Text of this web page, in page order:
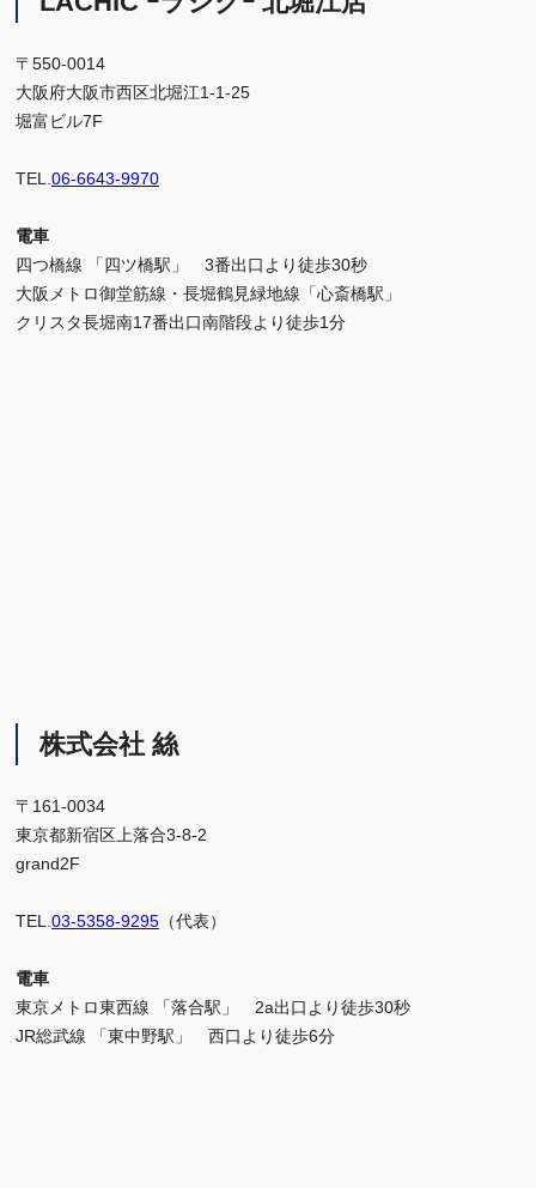
〒550-0014
大阪府大阪市西区北堀江1-1-25
堀富ビル7F
TEL. 06-6643-9970
電車
四つ橋線 「四ツ橋駅」 3番出口より徒歩30秒
大阪メトロ御堂筋線・長堀鶴見緑地線「心斎橋駅」
クリスタ長堀南17番出口南階段より徒歩1分
株式会社 絲
〒161-0034
東京都新宿区上落合3-8-2
grand2F
TEL. 03-5358-9295 （代表）
電車
東京メトロ東西線 「落合駅」 2a出口より徒歩30秒
JR総武線 「東中野駅」 西口より徒歩6分